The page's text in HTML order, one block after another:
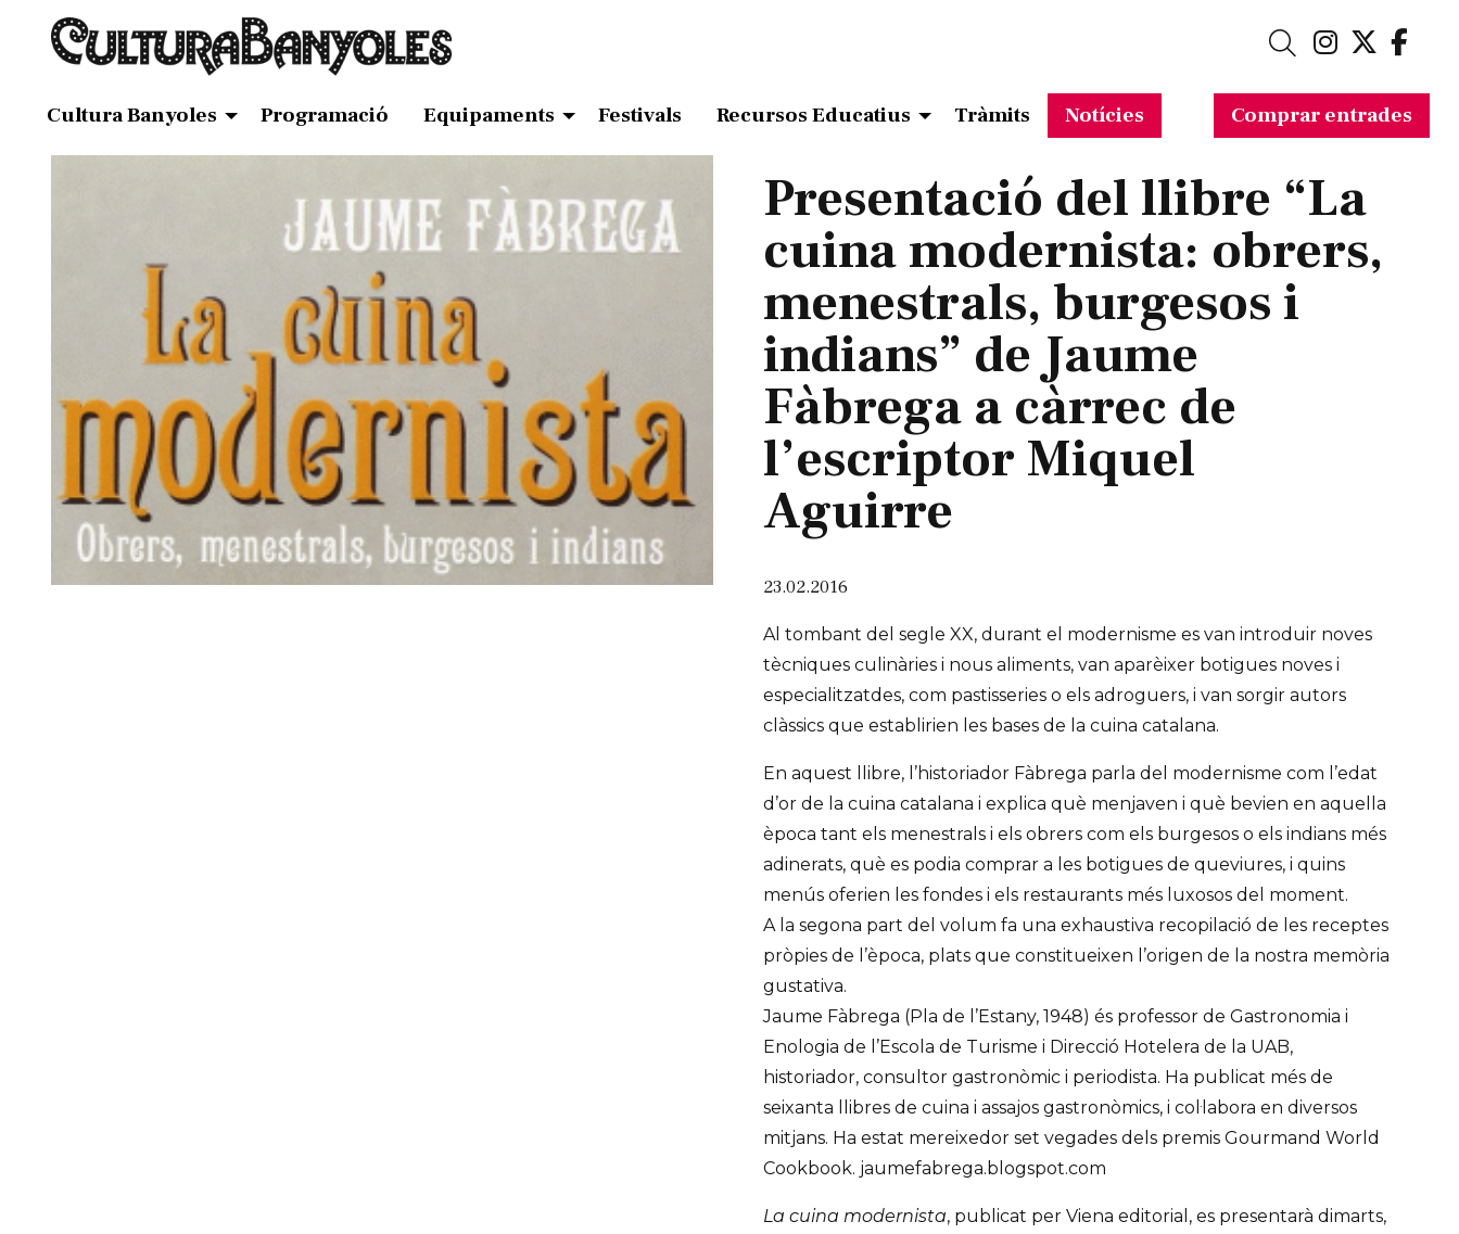
Link aLink
Cerca
Cultura Banyoles Programació Equipaments Festivals Recursos Educatius Tràmits Notícies Comprar entrades
Presentació del llibre “La
cuina modernista: obrers,
menestrals, burgesos i
indians” de Jaume
Fàbrega a càrrec de
l’escriptor Miquel
Aguirre
23.02.2016
Al tombant del segle XX, durant el modernisme es van introduir noves
tècniques culinàries i nous aliments, van aparèixer botigues noves i
especialitzatdes, com pastisseries o els adroguers, i van sorgir autors
clàssics que establirien les bases de la cuina catalana.
En aquest llibre, l’historiador Fàbrega parla del modernisme com l’edat
d’or de la cuina catalana i explica què menjaven i què bevien en aquella
època tant els menestrals i els obrers com els burgesos o els indians més
adinerats, què es podia comprar a les botigues de queviures, i quins
menús oferien les fondes i els restaurants més luxosos del moment.
A la segona part del volum fa una exhaustiva recopilació de les receptes
pròpies de l’època, plats que constitueixen l’origen de la nostra memòria
gustativa.
Jaume Fàbrega (Pla de l’Estany, 1948) és professor de Gastronomia i
Enologia de l’Escola de Turisme i Direcció Hotelera de la UAB,
historiador, consultor gastronòmic i periodista. Ha publicat més de
seixanta llibres de cuina i assajos gastronòmics, i col·labora en diversos
mitjans. Ha estat mereixedor set vegades dels premis Gourmand World
Cookbook. jaumefabrega.blogspot.com
La cuina modernista, publicat per Viena editorial, es presentarà dimarts,